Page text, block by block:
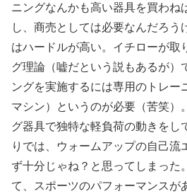
ニングなんかも高い器具を買わね
し、商売としては必要なんだろう
はハードルが高い。イチローが取
グ理論（嘘だという説もあるが）
ングを実施するには専用のトレー
マシン）というのが必要（苦笑）
グ器具で独特な軽負荷の動きをし
りでは、ウォームアップの自己流
ず十分じゃね？と思ってしまった
て、スポーツのパフォーマンスが